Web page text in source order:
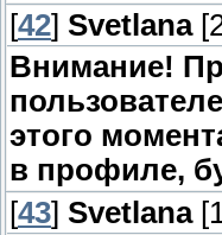
[42] Svetlana
Внимание!
этого
в профиле,
[43] Svetlana